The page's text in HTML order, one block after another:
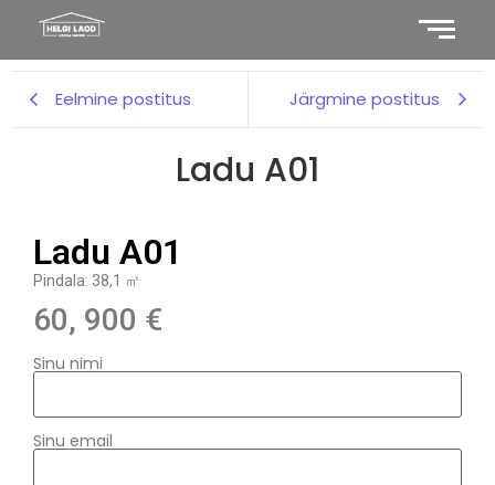
Eelmine postitus Järgmine postitus
Ladu A01
Ladu A01
Pindala: 38,1 ㎡
60, 900 €
Sinu nimi
Sinu email